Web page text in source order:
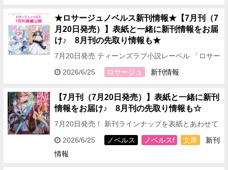
★ロサージュノベルス新刊情報★【7月刊（7
月20日発売）】表紙と一緒に新刊情報をお届
け♪ 8月刊の先取り情報も★
7月20日発売 ティーンズラブ小説レーベル 「ロサー
ジュノベルス」 新刊ラインナップを表紙とあわせて
ご紹介します☆ 既刊ラインナ…
2026/6/25 ロサージュ 新刊情報
【7月刊（7月20日発売）】表紙と一緒に新刊
情報をお届け♪ 8月刊の先取り情報も☆
7月20日発売！ 新刊ラインナップを表紙とあわせて
ご紹介します☆ 2026年7月刊「オーバーラップ文
庫」タイトル ▼▼▼▼▼▼▼▼▼▼▼▼▼▼…
2026/6/25 ノベルス ノベルスf 文庫
新刊
情報